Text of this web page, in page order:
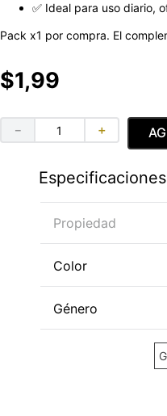
✅ Ideal para uso diario,
Pack x1 por compra. El
$1,99
＋
－
Propiedad
Color
Género